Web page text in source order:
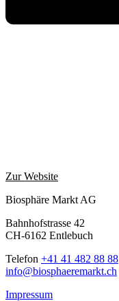
Zur Website
Biosphäre Markt AG
Bahnhofstrasse 42
CH-6162 Entlebuch
Telefon +41 41 482 88 88
info@biosphaeremarkt.ch
Impressum